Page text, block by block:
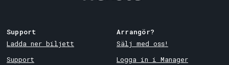
Support
Ladda ner biljett
Support
Arrangör?
Sälj med oss!
Logga in i Manager